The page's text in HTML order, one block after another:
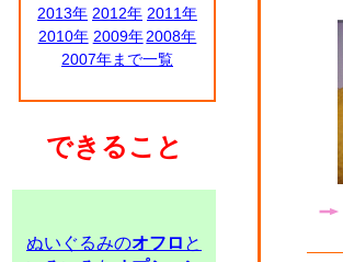
2013年 2012年 2011年
2010年 2009年 2008年
2007年まで一覧
できること
ぬいぐるみのオフロ と